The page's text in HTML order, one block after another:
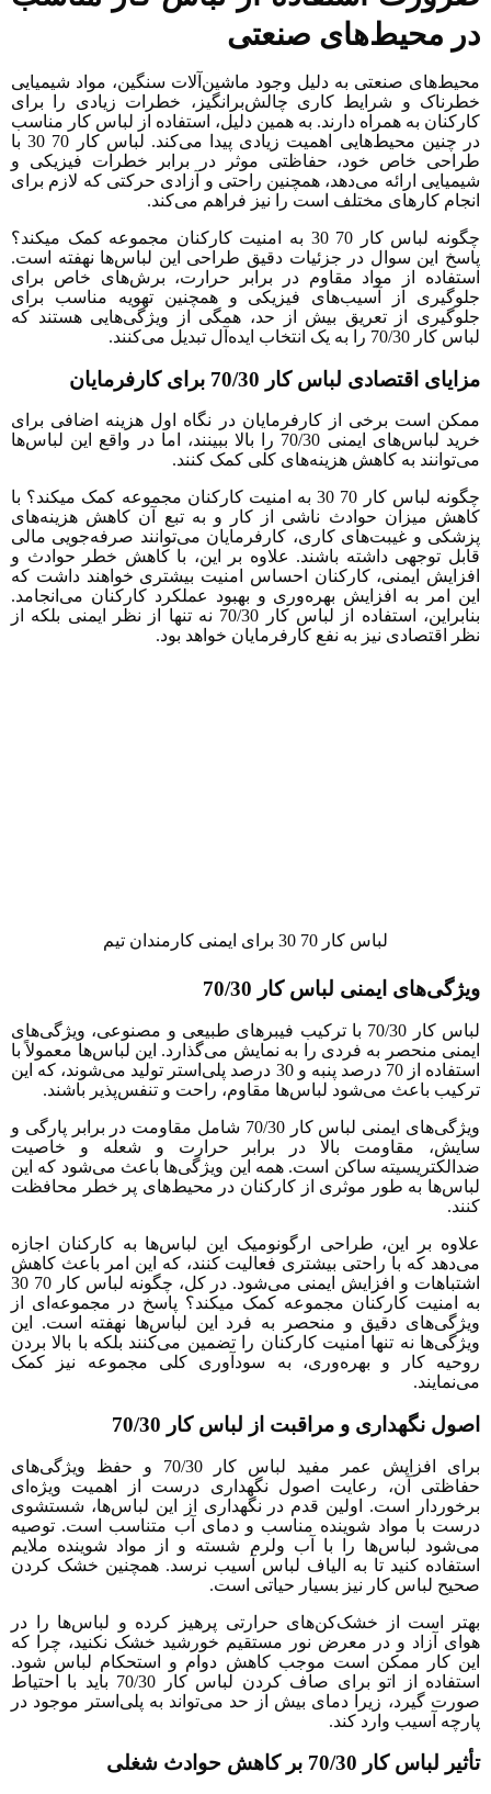
محیط‌های صنعتی
صنعتی به دلیل وجود ماشین‌آلات سنگین، مواد شیمیایی
و شرایط کاری چالش‌برانگیز، خطرات زیادی را برای
به همراه دارند. به همین دلیل، استفاده از لباس کار مناسب
در چنین محیط‌هایی اهمیت زیادی پیدا می‌کند. لباس کار 70 30 با
خاص خود، حفاظتی موثر در برابر خطرات فیزیکی و
ارائه می‌دهد، همچنین راحتی و آزادی حرکتی که لازم برای
کارهای مختلف است را نیز فراهم می‌کند.
چگونه لباس کار 70 30 به امنیت کارکنان مجموعه کمک میکند؟
این سوال در جزئیات دقیق طراحی این لباس‌ها نهفته است.
از مواد مقاوم در برابر حرارت، برش‌های خاص برای
از آسیب‌های فیزیکی و همچنین تهویه مناسب برای
از تعریق بیش از حد، همگی از ویژگی‌هایی هستند که
70/30 را به یک انتخاب ایده‌آل تبدیل می‌کنند.
اقتصادی لباس کار 70/30 برای کارفرمایان
است برخی از کارفرمایان در نگاه اول هزینه اضافی برای
خرید لباس‌های ایمنی 70/30 را بالا ببینند، اما در واقع این لباس‌ها
به کاهش هزینه‌های کلی کمک کنند.
چگونه لباس کار 70 30 به امنیت کارکنان مجموعه کمک میکند؟ با
میزان حوادث ناشی از کار و به تبع آن کاهش هزینه‌های
و غیبت‌های کاری، کارفرمایان می‌توانند صرفه‌جویی مالی
توجهی داشته باشند. علاوه بر این، با کاهش خطر حوادث و
ایمنی، کارکنان احساس امنیت بیشتری خواهند داشت که
امر به افزایش بهره‌وری و بهبود عملکرد کارکنان می‌انجامد.
بنابراین، استفاده از لباس کار 70/30 نه تنها از نظر ایمنی بلکه از
اقتصادی نیز به نفع کارفرمایان خواهد بود.
لباس‌ کار‌ 70 30 برای ایمنی کارمندان تیم
ایمنی لباس کار 70/30
لباس کار 70/30 با ترکیب فیبرهای طبیعی و مصنوعی، ویژگی‌های
منحصر به فردی را به نمایش می‌گذارد. این لباس‌ها معمولاً با
استفاده از 70 درصد پنبه و 30 درصد پلی‌استر تولید می‌شوند، که این
باعث می‌شود لباس‌ها مقاوم، راحت و تنفس‌پذیر باشند.
ویژگی‌های ایمنی لباس کار 70/30 شامل مقاومت در برابر پارگی و
مقاومت بالا در برابر حرارت و شعله و خاصیت
ساکن است. همه این ویژگی‌ها باعث می‌شود که این
به طور موثری از کارکنان در محیط‌های پر خطر محافظت
بر این، طراحی ارگونومیک این لباس‌ها به کارکنان اجازه
که با راحتی بیشتری فعالیت کنند، که این امر باعث کاهش
اشتباهات و افزایش ایمنی می‌شود. در کل، چگونه لباس کار 70 30
امنیت کارکنان مجموعه کمک میکند؟ پاسخ در مجموعه‌ای از
دقیق و منحصر به فرد این لباس‌ها نهفته است. این
نه تنها امنیت کارکنان را تضمین می‌کنند بلکه با بالا بردن
کار و بهره‌وری، به سودآوری کلی مجموعه نیز کمک
نگهداری و مراقبت از لباس کار 70/30
برای افزایش عمر مفید لباس کار 70/30 و حفظ ویژگی‌های
آن، رعایت اصول نگهداری درست از اهمیت ویژه‌ای
است. اولین قدم در نگهداری از این لباس‌ها، شستشوی
با مواد شوینده مناسب و دمای آب متناسب است. توصیه
لباس‌ها را با آب ولرم شسته و از مواد شوینده ملایم
کنید تا به الیاف لباس آسیب نرسد. همچنین خشک کردن
لباس کار نیز بسیار حیاتی است.
است از خشک‌کن‌های حرارتی پرهیز کرده و لباس‌ها را در
آزاد و در معرض نور مستقیم خورشید خشک نکنید، چرا که
کار ممکن است موجب کاهش دوام و استحکام لباس شود.
استفاده از اتو برای صاف کردن لباس کار 70/30 باید با احتیاط
گیرد، زیرا دمای بیش از حد می‌تواند به پلی‌استر موجود در
آسیب وارد کند.
لباس کار 70/30 بر کاهش حوادث شغلی